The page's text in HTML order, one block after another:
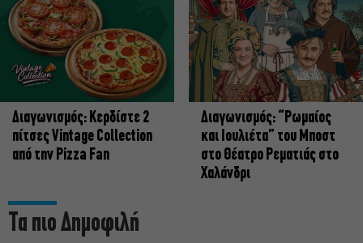
Διαγωνισμός: Κερδίστε 2
πίτσες Vintage Collection
από την Pizza Fan
Διαγωνισμός: “Ρωμαίος
και Ιουλιέτα” του Μποστ
στο Θέατρο Ρεματιάς στο
Χαλάνδρι
Τα πιο Δημοφιλή